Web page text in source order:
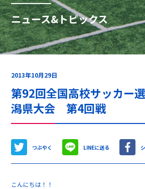
ニュース&トピックス
2013年10月29日
第92回全国高校サッカー
潟県大会 第4回戦
つぶやく LINEに送る
こんにちは！！